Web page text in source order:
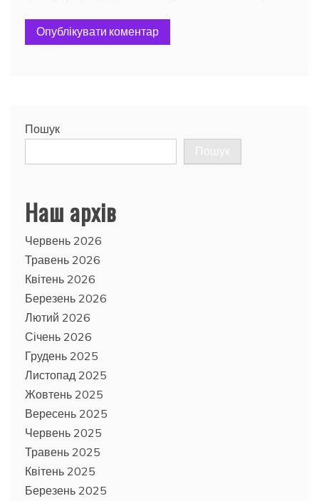
Пошук
Пошук
Наш архів
Червень 2026
Травень 2026
Квітень 2026
Березень 2026
Лютий 2026
Січень 2026
Грудень 2025
Листопад 2025
Жовтень 2025
Вересень 2025
Червень 2025
Травень 2025
Квітень 2025
Березень 2025